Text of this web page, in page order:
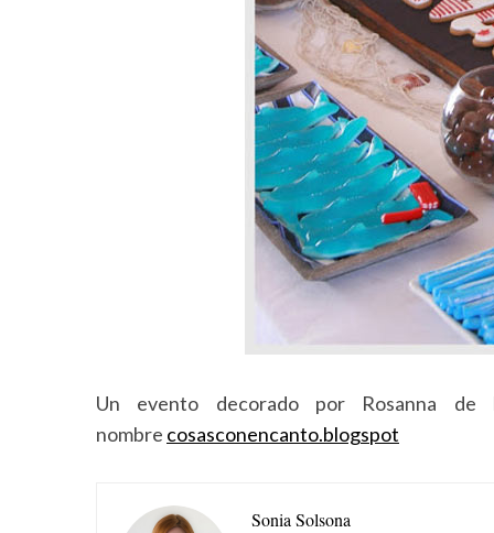
Un evento decorado por Rosanna de
nombre cosasconencanto.blogspot
Sonia Solsona